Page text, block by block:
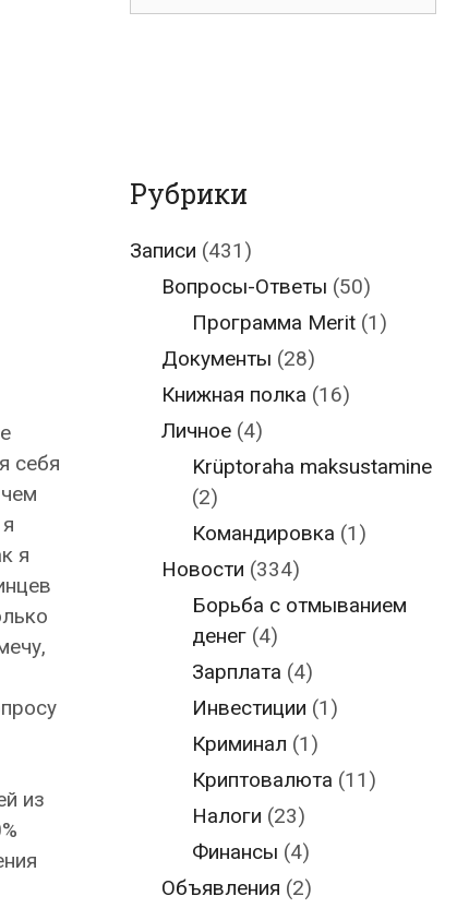
себя
я
из
Рубрики
Записи (431)
Вопросы-Ответы (50)
Программа Merit (1)
Документы (28)
Книжная полка (16)
Личное(4)
Krüptoraha maksustamine
(2)
Командировка (1)
Новости (334)
Борьба с отмыванием
денег (4)
Зарплата (4)
Инвестиции (1)
Криминал (1)
Криптовалюта (11)
Налоги (23)
Финансы (4)
Объявления (2)